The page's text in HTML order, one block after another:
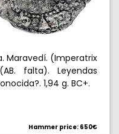
Maravedí. (Imperatrix
falta). Leyendas
1,94 g. BC+.
Hammer price: 650€